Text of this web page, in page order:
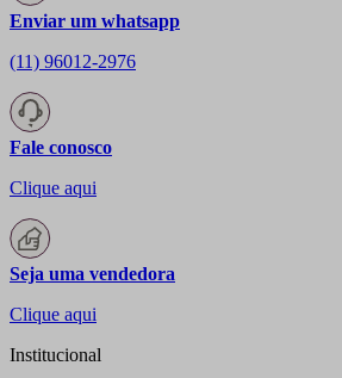
Enviar um whatsapp
(11) 96012-2976
Fale conosco
Clique aqui
Seja uma vendedora
Clique aqui
Institucional